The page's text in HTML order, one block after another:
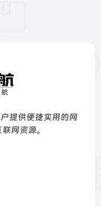
提供便捷实用的网
网资源。